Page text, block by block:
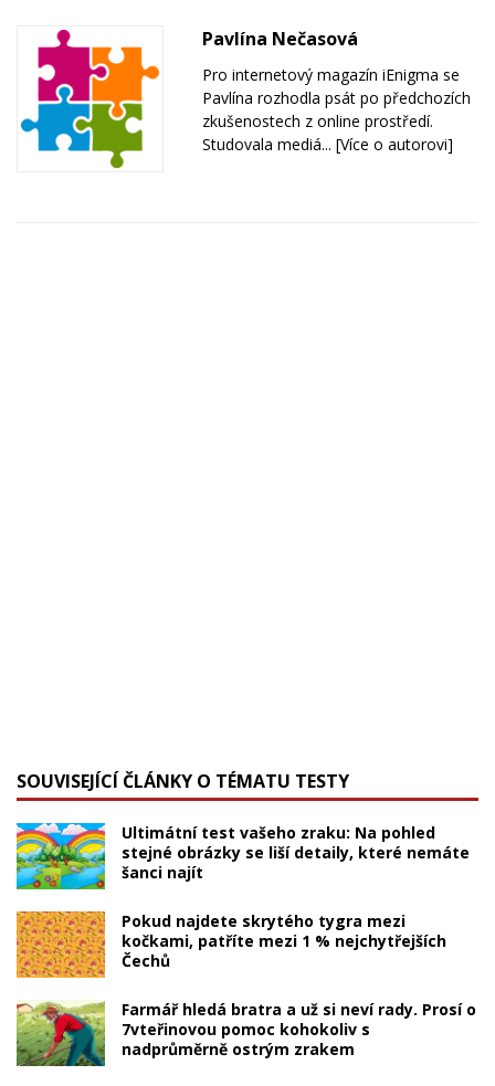
Pavlína Nečasová
Pro internetový magazín iEnigma se
Pavlína rozhodla psát po předchozích
zkušenostech z online prostředí.
Studovala mediá... [Více o autorovi]
SOUVISEJÍCÍ ČLÁNKY O TÉMATU TESTY
Ultimátní test vašeho zraku: Na pohled
stejné obrázky se liší detaily, které nemáte
šanci najít
Pokud najdete skrytého tygra mezi
kočkami, patříte mezi 1 % nejchytřejších
Čechů
Farmář hledá bratra a už si neví rady. Prosí o
7vteřinovou pomoc kohokoliv s
nadprůměrně ostrým zrakem